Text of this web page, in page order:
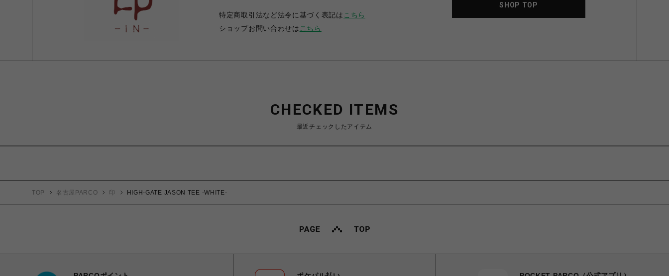
特定商取引法など法令に基づく表記は こちら
ショップお問い合わせは こちら
SHOP TOP
CHECKED ITEMS
最近チェックしたアイテム
TOP 名古屋PARCO 印 HIGH-GATE JASON TEE -WHITE-